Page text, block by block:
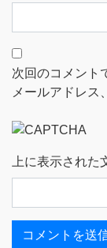
次回のコメント
メールアドレス
上に表示された